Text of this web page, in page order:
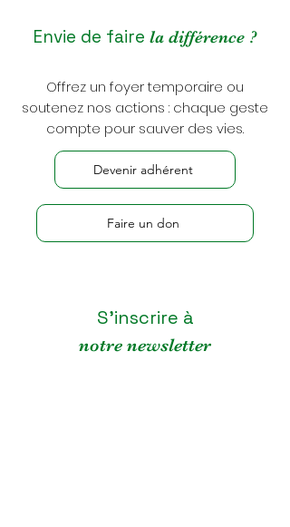
Envie de faire la différence ?
Offrez un foyer temporaire ou
soutenez nos actions : chaque geste
compte pour sauver des vies.
Devenir adhérent
Faire un don
S'inscrire à
notre newsletter